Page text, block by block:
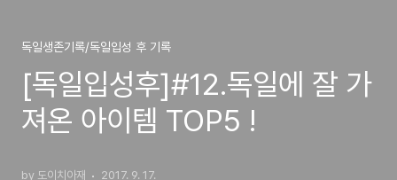
독일생존기록/독일입성 후 기록
[독일입성후]#12.독일에 잘 가
져온 아이템 TOP5 !
by 도이치아재 2017. 9. 17.